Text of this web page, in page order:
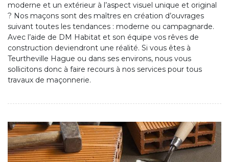
moderne et un extérieur à l’aspect visuel unique et original
? Nos maçons sont des maîtres en création d’ouvrages
suivant toutes les tendances : moderne ou campagnarde.
Avec l’aide de DM Habitat et son équipe vos rêves de
construction deviendront une réalité. Si vous êtes à
Teurtheville Hague ou dans ses environs, nous vous
sollicitons donc à faire recours à nos services pour tous
travaux de maçonnerie.